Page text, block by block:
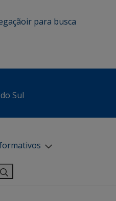
ir para busca
Sul